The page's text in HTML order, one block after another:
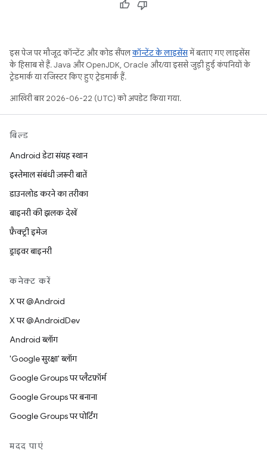
इस पेज पर मौजूद कॉन्टेंट और कोड सैंपलकॉन्टेंट के लाइसेंसमें बताए गए लाइसेंस
के हिसाब से हैं. Java और OpenJDK, Oracle और/या इससे जुड़ी हुई कंपनियों के
ट्रेडमार्क या रजिस्टर किए हुए ट्रेडमार्क हैं.
आखिरी बार 2026-06-22 (UTC) को अपडेट किया गया.
बिल्ड
Android डेटा संग्रह स्थान
इस्तेमाल संबंधी ज़रूरी बातें
डाउनलोड करने का तरीका
बाइनरी की झलक देखें
फ़ैक्ट्री इमेज
ड्राइवर बाइनरी
कनेक्ट करें
X पर @Android
X पर @AndroidDev
Android ब्लॉग
'Google सुरक्षा' ब्लॉग
Google Groups पर प्लैटफ़ॉर्म
Google Groups पर बनाना
Google Groups पर पोर्टिंग
मदद पाएं